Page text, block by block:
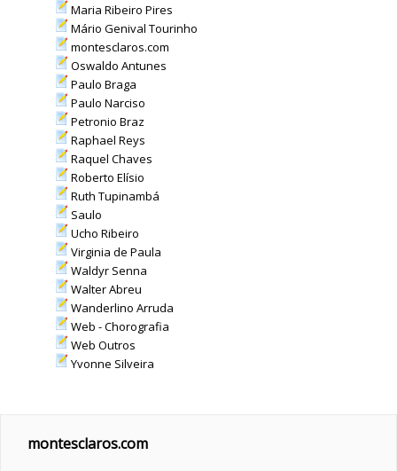
Maria Ribeiro Pires
Mário Genival Tourinho
montesclaros.com
Oswaldo Antunes
Paulo Braga
Paulo Narciso
Petronio Braz
Raphael Reys
Raquel Chaves
Roberto Elísio
Ruth Tupinambá
Saulo
Ucho Ribeiro
Virginia de Paula
Waldyr Senna
Walter Abreu
Wanderlino Arruda
Web - Chorografia
Web Outros
Yvonne Silveira
montesclaros.com